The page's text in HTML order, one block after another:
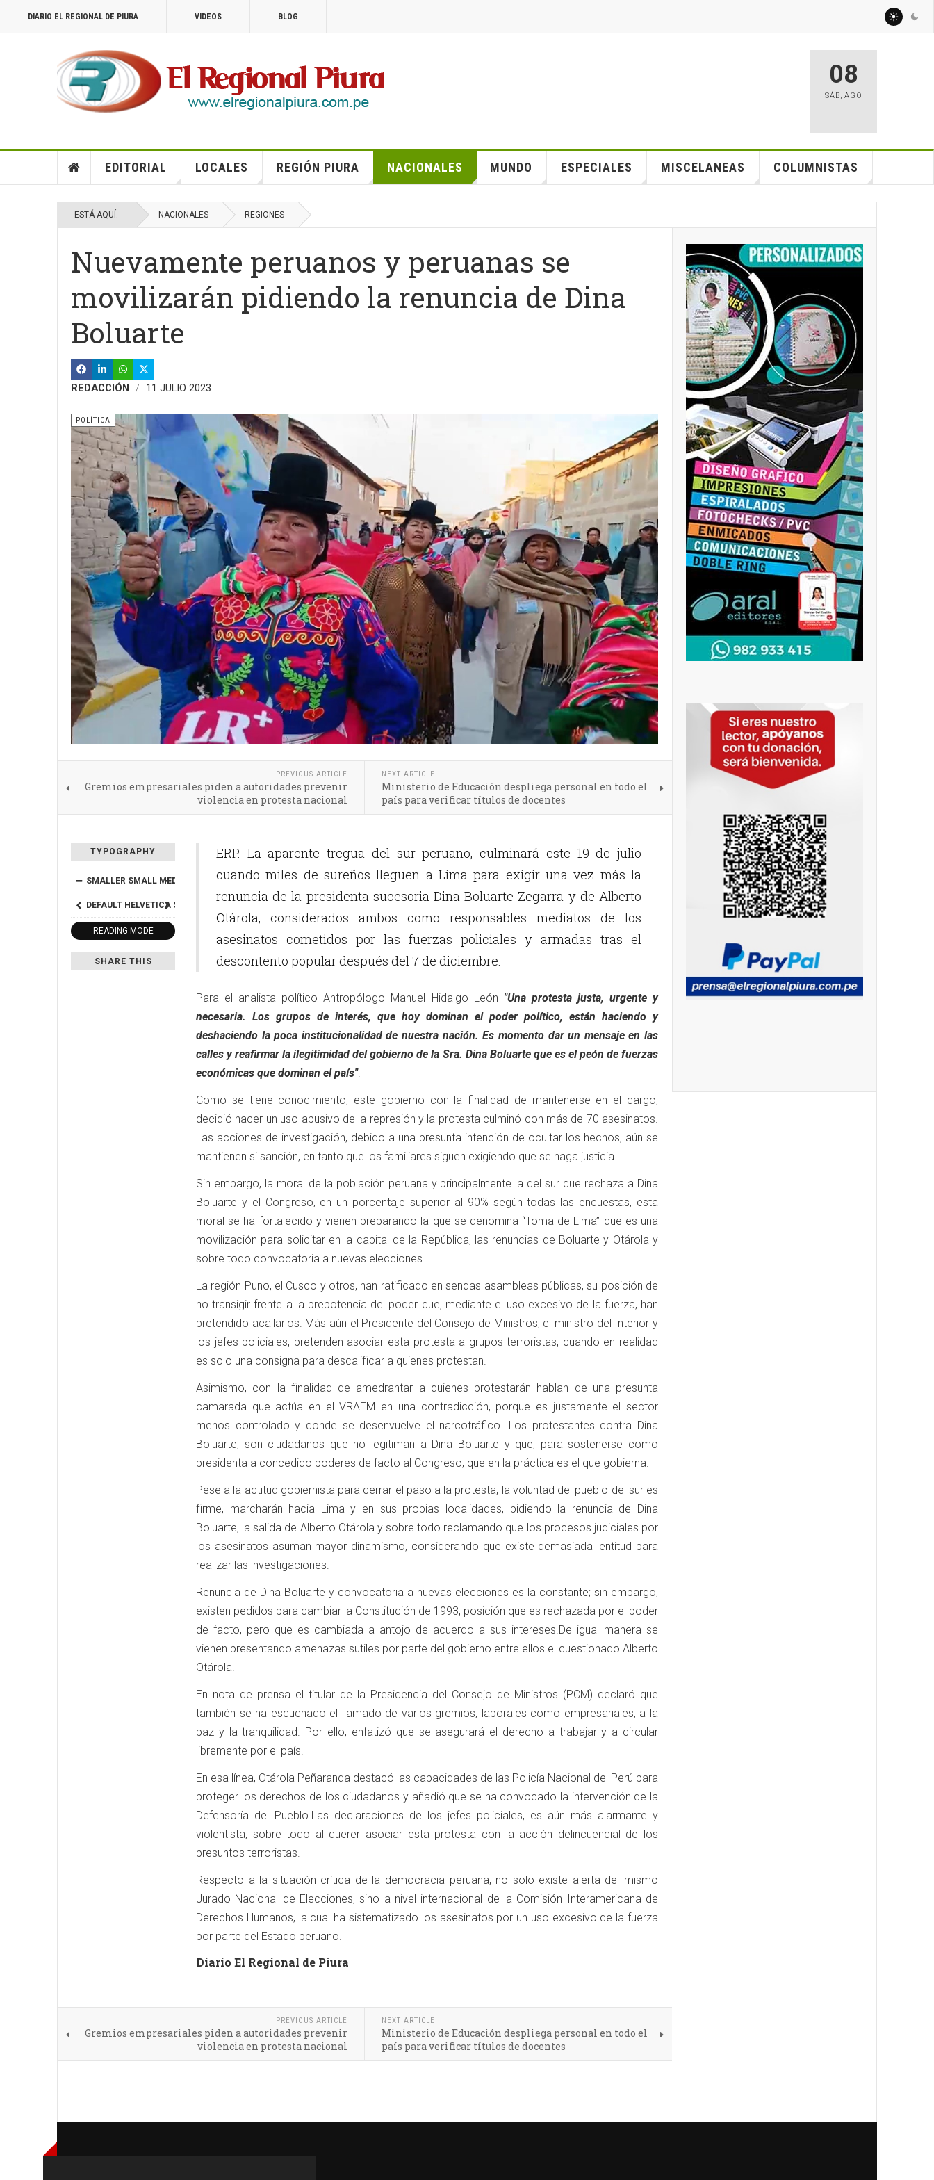
DIARIO EL REGIONAL DE PIURA VIDEOS BLOG
08
SÁB, AGO
EDITORIAL LOCALES REGIÓN PIURA NACIONALES MUNDO ESPECIALES MISCELANEAS COLUMNISTAS
ESTÁ AQUÍ: NACIONALES REGIONES
Nuevamente peruanos y peruanas se
movilizarán pidiendo la renuncia de Dina
Boluarte
REDACCIÓN 11 JULIO 2023
POLÍTICA
PREVIOUS ARTICLE
Gremios empresariales piden a autoridades prevenir
violencia en protesta nacional
NEXT ARTICLE
Ministerio de Educación despliega personal en todo el
país para verificar títulos de docentes
TYPOGRAPHY
SMALLER SMALL MEDIUM BIGGER
DEFAULT HELVETICA SEGOE
READING MODE
SHARE THIS
ERP. La aparente tregua del sur peruano, culminará este 19 de julio
cuando miles de sureños lleguen a Lima para exigir una vez más la
renuncia de la presidenta sucesoria Dina Boluarte Zegarra y de Alberto
Otárola, considerados ambos como responsables mediatos de los
asesinatos cometidos por las fuerzas policiales y armadas tras el
descontento popular después del 7 de diciembre.
Para el analista político Antropólogo Manuel Hidalgo León "Una protesta justa, urgente y
necesaria. Los grupos de interés, que hoy dominan el poder político, están haciendo y
deshaciendo la poca institucionalidad de nuestra nación. Es momento dar un mensaje en las
calles y reafirmar la ilegitimidad del gobierno de la Sra. Dina Boluarte que es el peón de fuerzas
económicas que dominan el país".
Como se tiene conocimiento, este gobierno con la finalidad de mantenerse en el cargo,
decidió hacer un uso abusivo de la represión y la protesta culminó con más de 70 asesinatos.
Las acciones de investigación, debido a una presunta intención de ocultar los hechos, aún se
mantienen si sanción, en tanto que los familiares siguen exigiendo que se haga justicia.
Sin embargo, la moral de la población peruana y principalmente la del sur que rechaza a Dina
Boluarte y el Congreso, en un porcentaje superior al 90% según todas las encuestas, esta
moral se ha fortalecido y vienen preparando la que se denomina “Toma de Lima” que es una
movilización para solicitar en la capital de la República, las renuncias de Boluarte y Otárola y
sobre todo convocatoria a nuevas elecciones.
La región Puno, el Cusco y otros, han ratificado en sendas asambleas públicas, su posición de
no transigir frente a la prepotencia del poder que, mediante el uso excesivo de la fuerza, han
pretendido acallarlos. Más aún el Presidente del Consejo de Ministros, el ministro del Interior y
los jefes policiales, pretenden asociar esta protesta a grupos terroristas, cuando en realidad
es solo una consigna para descalificar a quienes protestan.
Asimismo, con la finalidad de amedrantar a quienes protestarán hablan de una presunta
camarada que actúa en el VRAEM en una contradicción, porque es justamente el sector
menos controlado y donde se desenvuelve el narcotráfico. Los protestantes contra Dina
Boluarte, son ciudadanos que no legitiman a Dina Boluarte y que, para sostenerse como
presidenta a concedido poderes de facto al Congreso, que en la práctica es el que gobierna.
Pese a la actitud gobiernista para cerrar el paso a la protesta, la voluntad del pueblo del sur es
firme, marcharán hacia Lima y en sus propias localidades, pidiendo la renuncia de Dina
Boluarte, la salida de Alberto Otárola y sobre todo reclamando que los procesos judiciales por
los asesinatos asuman mayor dinamismo, considerando que existe demasiada lentitud para
realizar las investigaciones.
Renuncia de Dina Boluarte y convocatoria a nuevas elecciones es la constante; sin embargo,
existen pedidos para cambiar la Constitución de 1993, posición que es rechazada por el poder
de facto, pero que es cambiada a antojo de acuerdo a sus intereses.De igual manera se
vienen presentando amenazas sutiles por parte del gobierno entre ellos el cuestionado Alberto
Otárola.
En nota de prensa el titular de la Presidencia del Consejo de Ministros (PCM) declaró que
también se ha escuchado el llamado de varios gremios, laborales como empresariales, a la
paz y la tranquilidad. Por ello, enfatizó que se asegurará el derecho a trabajar y a circular
libremente por el país.
En esa línea, Otárola Peñaranda destacó las capacidades de las Policía Nacional del Perú para
proteger los derechos de los ciudadanos y añadió que se ha convocado la intervención de la
Defensoría del Pueblo.Las declaraciones de los jefes policiales, es aún más alarmante y
violentista, sobre todo al querer asociar esta protesta con la acción delincuencial de los
presuntos terroristas.
Respecto a la situación crítica de la democracia peruana, no solo existe alerta del mismo
Jurado Nacional de Elecciones, sino a nivel internacional de la Comisión Interamericana de
Derechos Humanos, la cual ha sistematizado los asesinatos por un uso excesivo de la fuerza
por parte del Estado peruano.
Diario El Regional de Piura
PREVIOUS ARTICLE
Gremios empresariales piden a autoridades prevenir
violencia en protesta nacional
NEXT ARTICLE
Ministerio de Educación despliega personal en todo el
país para verificar títulos de docentes